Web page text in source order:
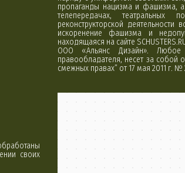
своих
пропаганды нацизма и фашизма,
телепередачах, театральных
реконструкторской
искоренение фашизма и
находящаяся на сайте
ООО «Альянс Дизайн». Любое
правообладателя, несет за собой
смежных правах” от 17 мая 2011 г. №